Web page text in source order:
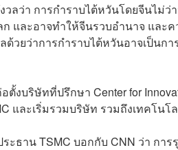
ลว่า การกำราบไต้หวันโดยจีนไม่
และอาจทำให้จีนรวบอำนาจ และ
ด้วยว่าการกำราบไต้หวันอาจเป็น
ตั้งบริษัทที่ปรึกษา Center for
และเริ่มรวมบริษัท รวมถึงเทคโน
ระธาน TSMC บอกกับ CNN ว่า ก